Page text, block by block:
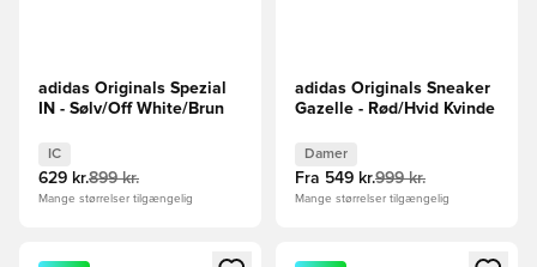
adidas Originals Spezial
IN - Sølv/Off White/Brun
IC
629 kr.899 kr.
Mange størrelser tilgængelig
adidas Originals Sneaker
Gazelle - Rød/Hvid Kvinde
Damer
Fra 549 kr.999 kr.
Mange størrelser tilgængelig